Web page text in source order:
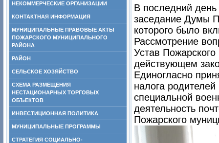
НЕКОММЕРЧЕСКИЕ ОРГАНИЗАЦИИ
КОНТАКТНАЯ ИНФОРМАЦИЯ
МУНИЦИПАЛЬНЫЕ ПРАВОВЫЕ АКТЫ
ПОЖАРСКОГО МУНИЦИПАЛЬНОГО
РАЙОНА
РАЙОН
СЕЛЬСКОЕ ХОЗЯЙСТВО
СХЕМА РАЗМЕЩЕНИЯ
НЕСТАЦИОНАРНЫХ ТОРГОВЫХ
ОБЪЕКТОВ
ИНВЕСТИЦИОННАЯ ПОЛИТИКА
МУНИЦИПАЛЬНЫЕ ПРОГРАММЫ
СТРАТЕГИЯ СОЦИАЛЬНО-
В последний день
заседание Думы
которого было
Рассмотрение
Устав
действующем
Единогласно
налога
специальной
деятельность
Пожарского